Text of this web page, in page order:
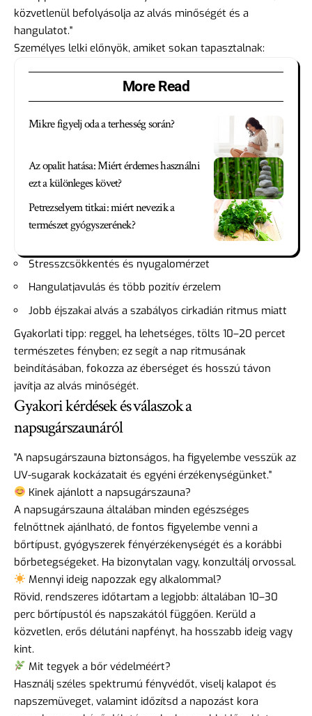
közvetlenül befolyásolja az alvás minőségét és a
hangulatot."
Személyes lelki előnyök, amiket sokan tapasztalnak:
More Read
Mikre figyelj oda a terhesség során?
Az opalit hatása: Miért érdemes használni
ezt a különleges követ?
Petrezselyem titkai: miért nevezik a
természet gyógyszerének?
Stresszcsökkentés és nyugalomérzet
Hangulatjavulás és több pozitív érzelem
Jobb éjszakai alvás a szabályos cirkadián ritmus miatt
Gyakorlati tipp: reggel, ha lehetséges, tölts 10–20 percet
természetes fényben; ez segít a nap ritmusának
beindításában, fokozza az éberséget és hosszú távon
javítja az alvás minőségét.
Gyakori kérdések és válaszok a
napsugárszaunáról
"A napsugárszauna biztonságos, ha figyelembe vesszük az
UV-sugarak kockázatait és egyéni érzékenységünket."
Kinek ajánlott a napsugárszauna?
A napsugárszauna általában minden egészséges
felnőttnek ajánlható, de fontos figyelembe venni a
bőrtípust, gyógyszerek fényérzékenységét és a korábbi
bőrbetegségeket. Ha bizonytalan vagy, konzultálj orvossal.
Mennyi ideig napozzak egy alkalommal?
Rövid, rendszeres időtartam a legjobb: általában 10–30
perc bőrtípustól és napszakától függően. Kerüld a
közvetlen, erős délutáni napfényt, ha hosszabb ideig vagy
kint.
Mit tegyek a bőr védelméért?
Használj széles spektrumú fényvédőt, viselj kalapot és
napszemüveget, valamint időzítsd a napozást kora